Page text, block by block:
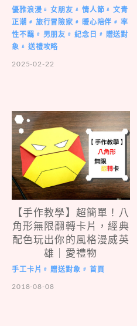
優雅浪漫 # 女朋友 # 情人節 #
文青
正潮 # 旅行冒險家 # 暖心陪伴 #
率
性不羈 # 男朋友 # 紀念日 #
贈送對
象 #
送禮攻略
2025-02-22
【手作教學】超簡單！八
角形無限翻轉卡片，經典
配色玩出你的風格漫威英
雄｜愛禮物
手工卡片 # 贈送對象 #
首頁
2018-08-08